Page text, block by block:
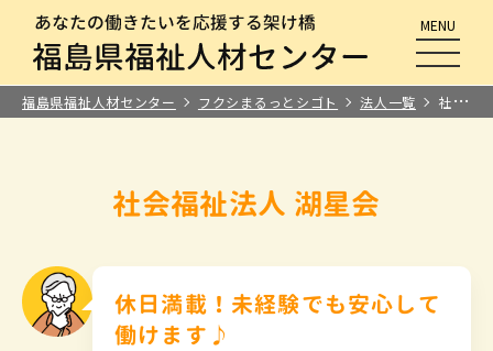
MENU
メニ
福島県福祉人材センター フクシまるっとシゴト 法人一覧 社会福祉法人 湖星会
社会福祉法人 湖星会
休日満載！未経験でも安心して
働けます♪